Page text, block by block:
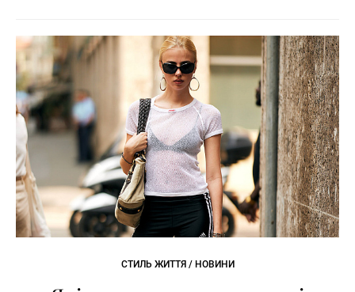
СТИЛЬ ЖИТТЯ / НОВИНИ